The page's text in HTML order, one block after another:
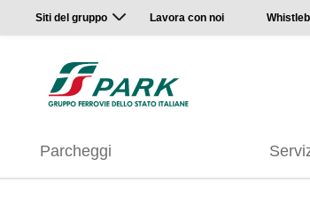
Siti del gruppo Lavora con noi
Parcheggi